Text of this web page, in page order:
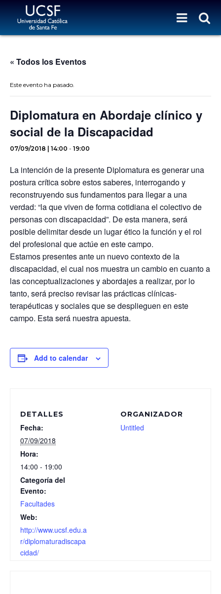
« Todos los Eventos
Este evento ha pasado.
Diplomatura en Abordaje clínico y
social de la Discapacidad
07/09/2018 | 14:00 - 19:00
La intención de la presente Diplomatura es generar una
postura crítica sobre estos saberes, interrogando y
reconstruyendo sus fundamentos para llegar a una
verdad: “la que viven de forma cotidiana el colectivo de
personas con discapacidad”. De esta manera, será
posible delimitar desde un lugar ético la función y el rol
del profesional que actúe en este campo.
Estamos presentes ante un nuevo contexto de la
discapacidad, el cual nos muestra un cambio en cuanto a
las conceptualizaciones y abordajes a realizar, por lo
tanto, será preciso revisar las prácticas clínicas-
terapéuticas y sociales que se desplieguen en este
campo. Esta será nuestra apuesta.
Add to calendar
DETALLES
Fecha:
07/09/2018
Hora:
14:00 - 19:00
Categoría del
Evento:
Facultades
Web:
http://www.ucsf.edu.a
r/diplomaturadiscapa
cidad/
ORGANIZADOR
Untitled